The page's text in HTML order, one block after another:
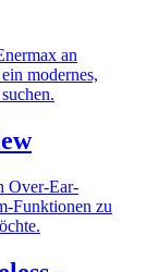
an
modernes,
Over-Ear-
Funktionen zu